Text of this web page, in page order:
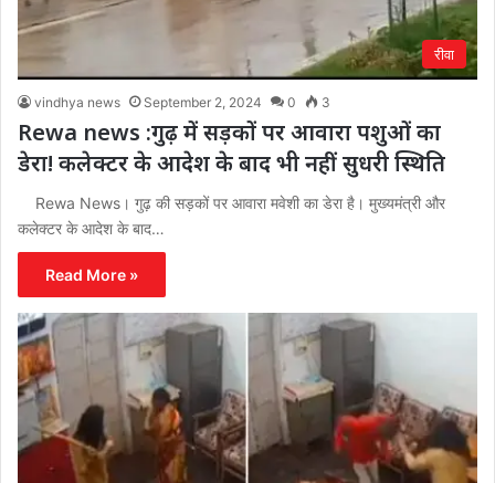
रीवा
vindhya news September 2, 2024 0 3
Rewa news :गुढ़ में सड़कों पर आवारा पशुओं का
डेरा! कलेक्टर के आदेश के बाद भी नहीं सुधरी स्थिति
Rewa News। गुढ़ की सड़कों पर आवारा मवेशी का डेरा है। मुख्यमंत्री और
कलेक्टर के आदेश के बाद…
Read More »